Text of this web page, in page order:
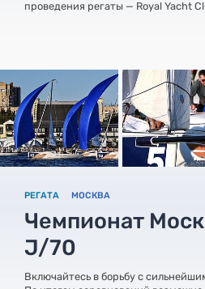
проведения регаты — Royal Yacht
РЕГАТА МОСКВА
Чемпионат
J/70
Включайтесь в борьбу с